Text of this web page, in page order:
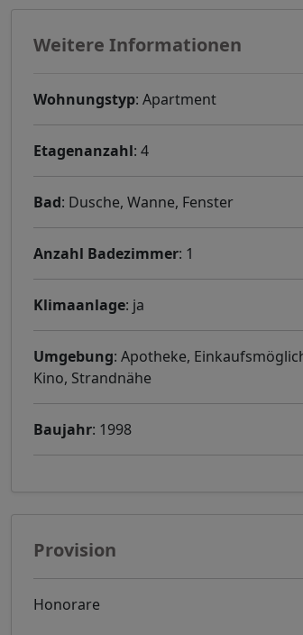
Weitere Informationen
Wohnungstyp: Apartment
Etagenanzahl: 4
Bad: Dusche, Wanne, Fenster
Anzahl Badezimmer: 1
Klimaanlage: ja
Umgebung: Apotheke,
Kino, Strandnähe
Baujahr: 1998
Provision
Honorare